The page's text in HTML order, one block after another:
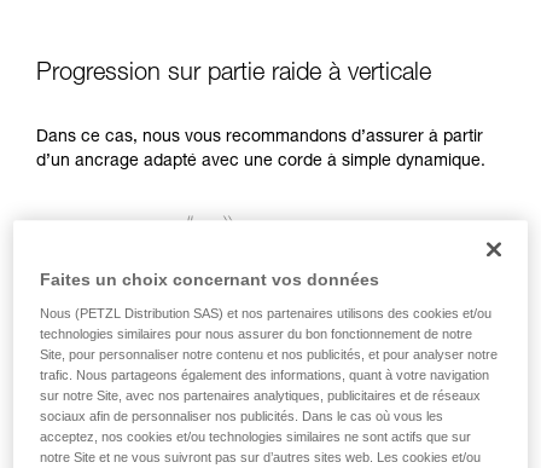
Progression sur partie raide à verticale
Dans ce cas, nous vous recommandons d’assurer à partir
d’un ancrage adapté avec une corde à simple dynamique.
Faites un choix concernant vos données
Nous (PETZL Distribution SAS) et nos partenaires utilisons des cookies et/ou
technologies similaires pour nous assurer du bon fonctionnement de notre
Site, pour personnaliser notre contenu et nos publicités, et pour analyser notre
trafic. Nous partageons également des informations, quant à votre navigation
sur notre Site, avec nos partenaires analytiques, publicitaires et de réseaux
sociaux afin de personnaliser nos publicités. Dans le cas où vous les
acceptez, nos cookies et/ou technologies similaires ne sont actifs que sur
notre Site et ne vous suivront pas sur d’autres sites web. Les cookies et/ou